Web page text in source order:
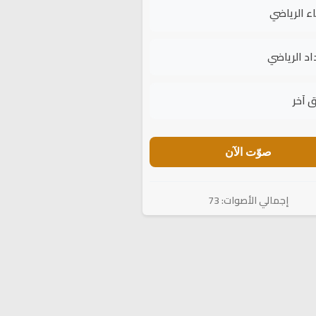
الرياضي
الرياضي
آخر
صوّت الآن
إجمالي الأصوات: 73